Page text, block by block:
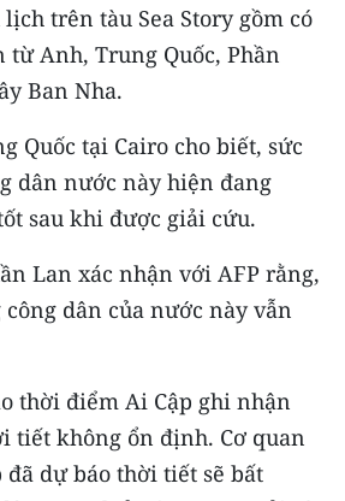
núi phía Bắc
Bộ và Tây
Long
Nội
lịch trên tàu Sea Story gồm có
từ Anh, Trung Quốc, Phần
Ban Nha.
Quốc tại Cairo cho biết, sức
dân nước này hiện đang
sau khi được giải cứu.
Lan xác nhận với AFP rằng,
dân của nước này vẫn
thời điểm Ai Cập ghi nhận
tiết không ổn định. Cơ quan
dự báo thời tiết sẽ bất